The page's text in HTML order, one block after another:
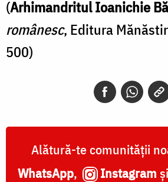
(Arhimandritul Ioanichie
românesc, Editura
500)
Alătură-te comunității
WhatsApp, Instagram și